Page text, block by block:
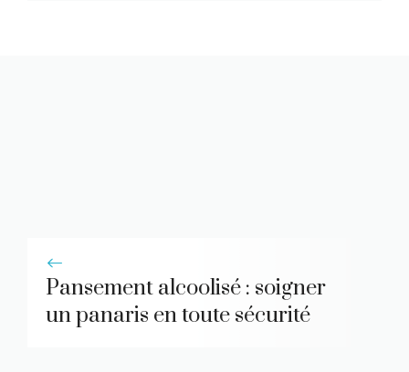
Pansement alcoolisé : soigner
un panaris en toute sécurité